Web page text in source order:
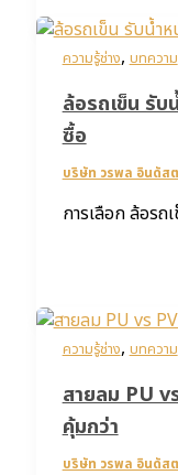
ความรู้ช่าง, บทความ
ล้อรถเข็น รับ
ซื้อ
บริษัท วรพล อินดัส
การเลือก ล้อรถ
ความรู้ช่าง, บทความ
สายลม PU
คุ้มกว่า
บริษัท วรพล อินดัส